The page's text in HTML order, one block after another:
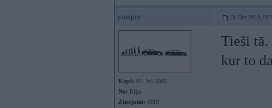
yanjux 10. Dec 2019,
Kopš: 02. Jul 2005
No: Rīga
Ziņojumi: 4919
Tieši
kur to